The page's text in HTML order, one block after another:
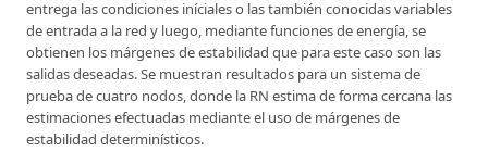
entrega las condiciones iníciales o las también conocidas variables
de entrada a la red y luego, mediante funciones de energía, se
obtienen los márgenes de estabilidad que para este caso son las
salidas deseadas. Se muestran resultados para un sistema de
prueba de cuatro nodos, donde la RN estima de forma cercana las
estimaciones efectuadas mediante el uso de márgenes de
estabilidad determinísticos.